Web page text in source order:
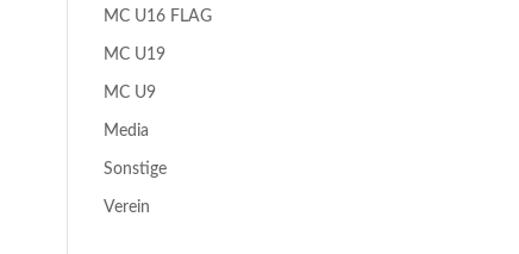
MC U16 FLAG
MC U19
MC U9
Media
Sonstige
Verein